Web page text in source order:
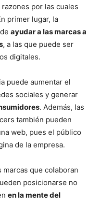
por las cuales
primer lugar, la
ayudar a las marcas a
, a las que puede ser
digitales.
puede aumentar el
sociales y generar
. Además, las
también pueden
web, pues el público
de la empresa.
que colaboran
posicionarse no
en la mente del